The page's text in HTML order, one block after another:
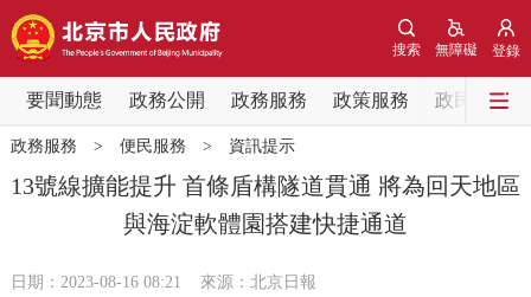
登錄
無障礙
搜索
要聞動態 政務公開 政務服務 政策服務 政民互動
要聞動態
黨中央精神 國務院資訊
北京要聞 會議資訊 部門動態
政務服務 > 便民服務 > 資訊提示
13號線擴能提升 首條盾構隧道貫通 將為回天地區
與海淀軟體園搭建快捷通道
日期：2023-08-16 08:21 來源：北京日報